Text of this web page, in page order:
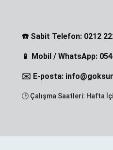
☎️ Sabit Telefon: 0212
📱 Mobil / WhatsApp:
✉️ E-posta:
🕒 Çalışma Saatleri: Hafta